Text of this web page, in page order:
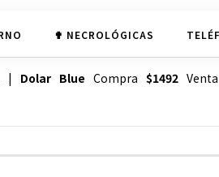
✟ NECROLÓGICAS
| Dolar Blue Compra $1492Venta